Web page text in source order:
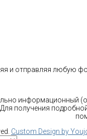
и отправляя любую
информационный
получения
Custom Design by